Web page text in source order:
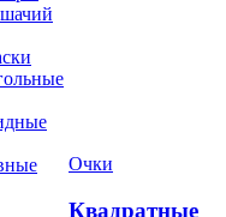
Очки
Квадратные